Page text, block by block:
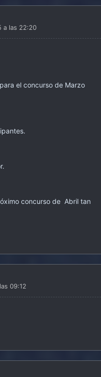
a las 22:20
el concurso de Marzo
concurso de Abril tan
09:12